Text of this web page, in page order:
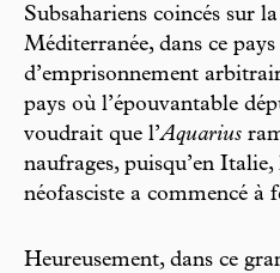
Subsahariens coincés sur
Méditerranée, dans ce
d’emprisonnement
pays où l’épouvantable
voudrait que l’Aquarius
naufrages, puisqu’en
néofasciste a commencé à
Heureusement, dans ce